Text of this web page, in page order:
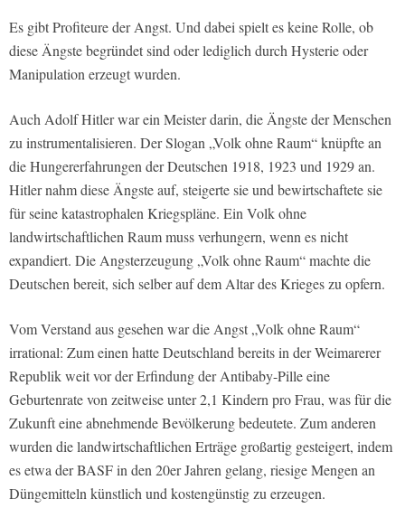
Es gibt Profiteure der Angst. Und dabei spielt es keine Rolle, ob
diese Ängste begründet sind oder lediglich durch Hysterie oder
Manipulation erzeugt wurden.
Auch Adolf Hitler war ein Meister darin, die Ängste der Menschen
zu instrumentalisieren. Der Slogan „Volk ohne Raum“ knüpfte an
die Hungererfahrungen der Deutschen 1918, 1923 und 1929 an.
Hitler nahm diese Ängste auf, steigerte sie und bewirtschaftete sie
für seine katastrophalen Kriegspläne. Ein Volk ohne
landwirtschaftlichen Raum muss verhungern, wenn es nicht
expandiert. Die Angsterzeugung „Volk ohne Raum“ machte die
Deutschen bereit, sich selber auf dem Altar des Krieges zu opfern.
Vom Verstand aus gesehen war die Angst „Volk ohne Raum“
irrational: Zum einen hatte Deutschland bereits in der Weimarerer
Republik weit vor der Erfindung der Antibaby-Pille eine
Geburtenrate von zeitweise unter 2,1 Kindern pro Frau, was für die
Zukunft eine abnehmende Bevölkerung bedeutete. Zum anderen
wurden die landwirtschaftlichen Erträge großartig gesteigert, indem
es etwa der BASF in den 20er Jahren gelang, riesige Mengen an
Düngemitteln künstlich und kostengünstig zu erzeugen.